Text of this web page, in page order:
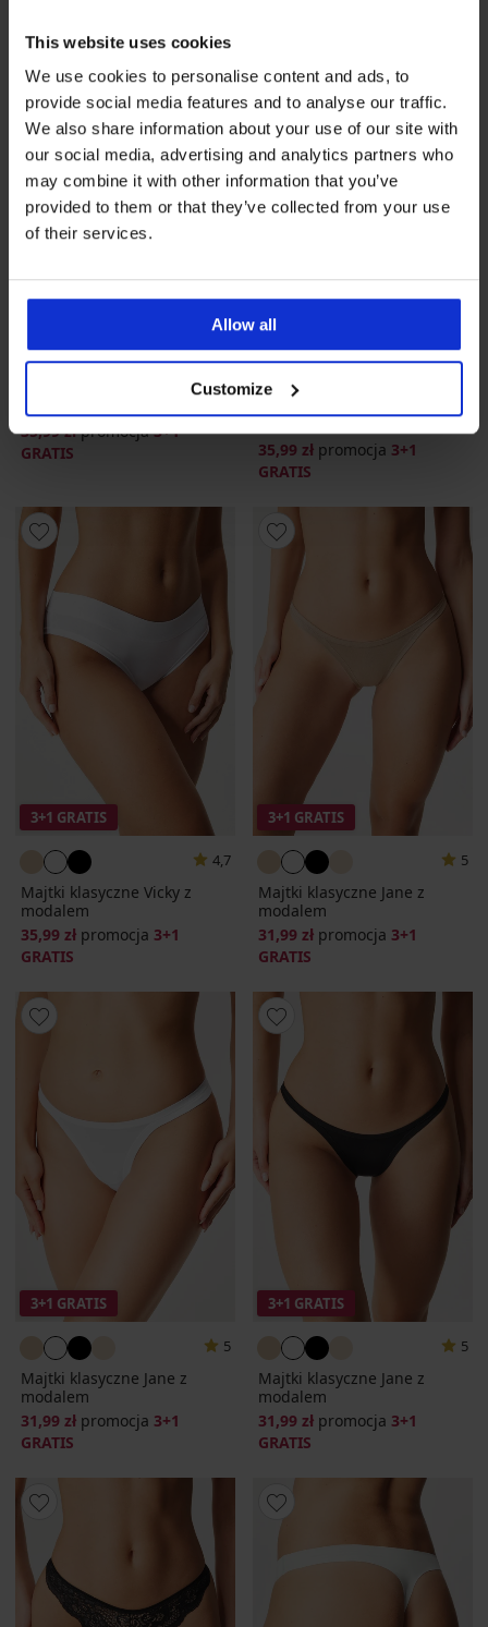
This website uses cookies
We use cookies to personalise content and ads, to
provide social media features and to analyse our traffic.
We also share information about your use of our site with
our social media, advertising and analytics partners who
may combine it with other information that you’ve
provided to them or that they’ve collected from your use
of their services.
Allow all
Customize
35,99 złpromocja 3+1
GRATIS
3+1 GRATIS
35,99 zł promocja 3+1
GRATIS
3+1 GRATIS
4,7
Majtki klasyczne Vicky z
modalem
35,99 zł promocja 3+1
GRATIS
3+1 GRATIS
5
Majtki klasyczne Jane z
modalem
31,99 zł promocja 3+1
GRATIS
3+1 GRATIS
5
Majtki klasyczne Jane z
modalem
31,99 zł promocja 3+1
GRATIS
3+1 GRATIS
5
Majtki klasyczne Jane z
modalem
31,99 zł promocja 3+1
GRATIS